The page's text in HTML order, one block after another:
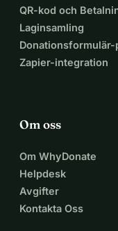
QR-kod och
Laginsamling
Donationsformulär-
Zapier-integration
Om oss
Om WhyDonate
Helpdesk
Avgifter
Kontakta Oss